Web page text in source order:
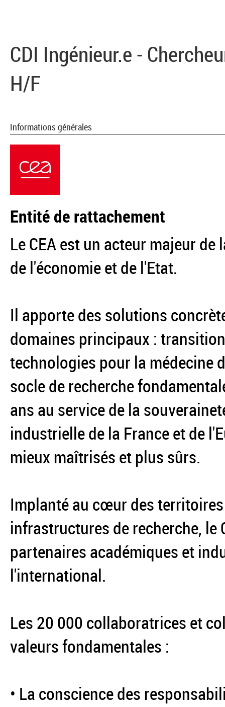
CDI Ingénieur.e -
H/F
Informations générales
Entité de rattachement
Le CEA est un acteur majeur
de l'économie et de l'Etat.
Il apporte des solutions
domaines principaux :
technologies pour la médecine
socle de recherche
ans au service de la
industrielle de la France et de
mieux maîtrisés et plus sûrs.
Implanté au cœur des
infrastructures de recherche, le
partenaires académiques et
l'international.
Les 20 000 collaboratrices et
valeurs fondamentales :
• La conscience des